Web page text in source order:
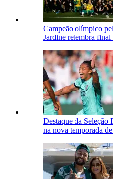
Campeão olímpico
Jardine relembra final
Destaque da Seleção
na nova temporada